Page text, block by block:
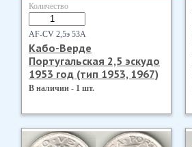
Количество
AF-CV 2,5э 53А
Кабо-Верде
Португальская 2,5 эскудо
1953 год (тип 1953, 1967)
В наличии - 1 шт.